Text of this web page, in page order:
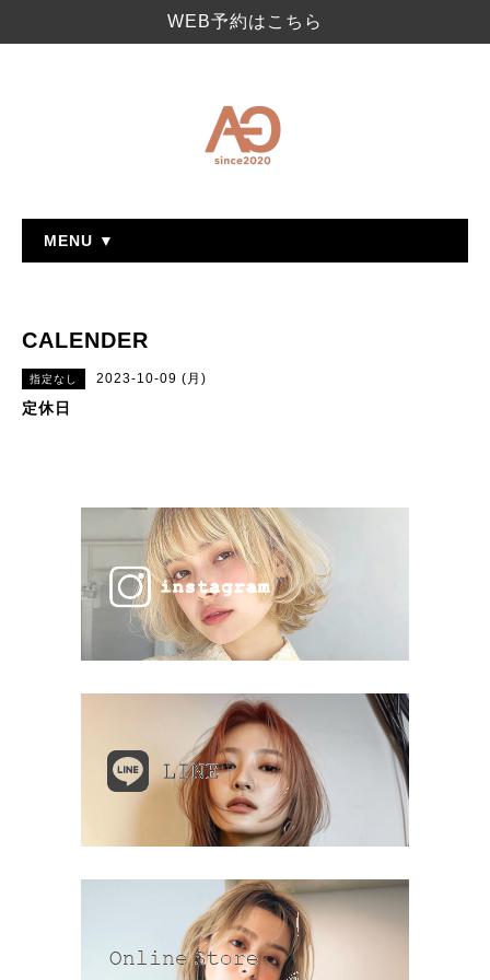
WEB予約はこちら
MENU ▼
CALENDER
指定なし 2023-10-09 (月)
定休日